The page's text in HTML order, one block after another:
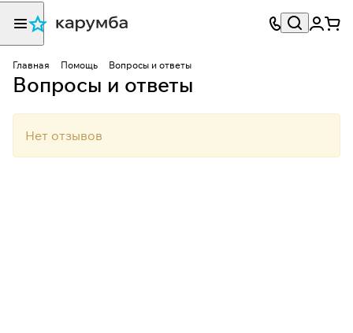
Главная Помощь Вопросы и ответы
Вопросы и ответы
Нет отзывов